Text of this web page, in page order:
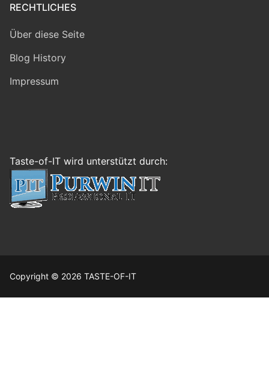
RECHTLICHES
Über diese Seite
Blog History
Impressum
Taste-of-IT wird unterstützt durch:
Copyright © 2026 TASTE-OF-IT